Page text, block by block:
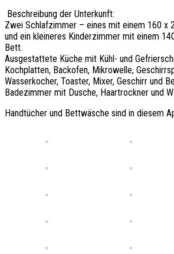
Beschreibung der Unterkunft:
Zwei Schlafzimmer – eines mit einem 160 x
und ein kleineres Kinderzimmer mit einem
Bett.
Ausgestattete Küche mit Kühl- und
Kochplatten, Backofen, Mikrowelle,
Wasserkocher, Toaster, Mixer, Geschirr und
Badezimmer mit Dusche, Haartrockner und
Handtücher und Bettwäsche sind in diesem